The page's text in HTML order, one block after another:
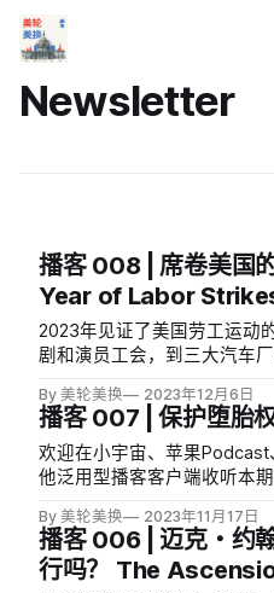
Newsletter
播客 008 | 席卷美国
Year of Labor
2023年见证了美国劳工运动
剧和演员工会，到三大汽车
在通胀导致生活成本飙升的
带来了更高的薪酬，从资方
享。
By 美轮美换 2023年12月6日
播客 007 | 保护堕胎
欢迎在小宇宙、苹果
他泛用型播客客户端收听本期
By 美轮美换 2023年11月17日
播客 006 | 迈克・约
行吗？ The